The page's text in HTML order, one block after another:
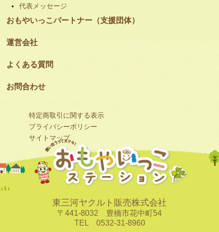
代表メッセージ
おもやいっこパートナー（支援団体）
運営会社
よくある質問
お問合わせ
特定商取引に関する表示
プライバシーポリシー
サイトマップ
東三河ヤクルト販売株式会社
〒441-8032 豊橋市花中町54
TEL 0532-31-8960